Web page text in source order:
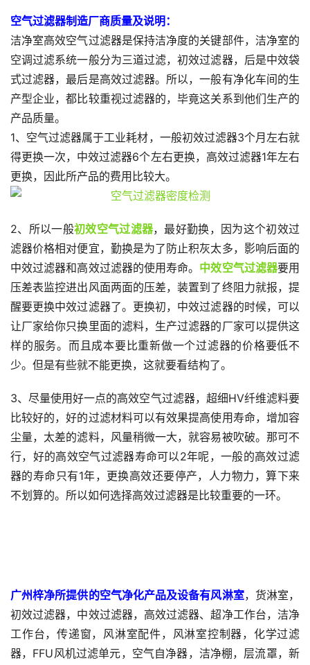
空气过滤器制造厂商质量及说明：
洁净室高效空气过滤器是保持洁净度的关键部件，洁净室的
空调过滤系统一般分为三道过滤，初效过滤器，后是中效袋
式过滤器，最后是高效过滤器。所以，一般有净化车间的生
产型企业，都比较重视过滤器的，毕竟这关系到他们生产的
产品质量。
1、空气过滤器属于工业耗材，一般初效过滤器3个月左右就
得更换一次，中效过滤器6个左右更换，高效过滤器1年左右
更换，因此所产品的费用比较大。
2、所以一般初效空气过滤器，最好勤换，因为这个初效过
滤器价格相对便宜，勤换是为了防止积灰太多，影响后面的
中效过滤器和高效过滤器的使用寿命。 中效空气过滤器要用
压差表监控进出风面两面的压差，装置到了终阻力就报，提
醒要更换中效过滤器了。更换初，中效过滤器的时候，可以
让厂家给你只换里面的滤料，生产过滤器的厂家可以提供这
样的服务。而且成本要比重新做一个过滤器的价格要低不
少。但是有些就不能更换，这就要看结构了。
3、尽量使用好一点的高效空气过滤器，超细HV纤维滤料要
比较好的，好的过滤材料可以有效果提高使用寿命，增加容
尘量，太差的滤料，风量稍微一大，就容易被吹破。那可不
行，好的高效空气过滤器寿命可以2年呢，一般的高效过滤
器的寿命只有1年，更换高效还要停产，人力物力，算下来
不划算的。所以如何选择高效过滤器是比较重要的一环。
广州梓净所提供的空气净化产品及设备有风淋室，货淋室，
初效过滤器，中效过滤器，高效过滤器、超净工作台，洁净
工作台，传递窗，风淋室配件，风淋室控制器，化学过滤
器，FFU风机过滤单元，空气自净器，洁净棚，层流罩，新